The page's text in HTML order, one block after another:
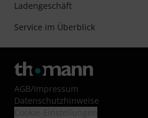
Ladengeschäft
Service im Überblick
AGB/Impressum
Datenschutzhinweise